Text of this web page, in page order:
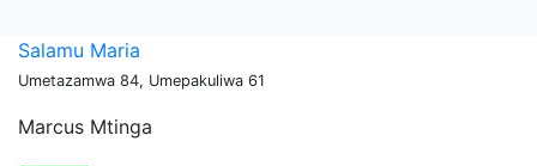
Salamu Maria
Umetazamwa 84, Umepakuliwa 61
Marcus Mtinga